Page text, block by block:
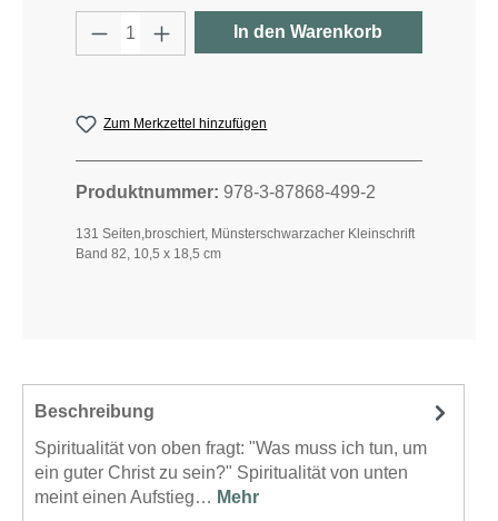
Produkt Anzahl: Gib den
In den Warenkorb
Zum Merkzettel hinzufügen
Produktnummer: 978-3-87868-499-2
131 Seiten,broschiert, Münsterschwarzacher Kleinschrift
Band 82, 10,5 x 18,5 cm
Beschreibung
Spiritualität von oben fragt: "Was muss ich tun, um
ein guter Christ zu sein?" Spiritualität von unten
meint einen Aufstieg… Mehr